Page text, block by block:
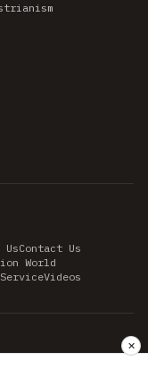
UsContact Us
World
Videos
✕